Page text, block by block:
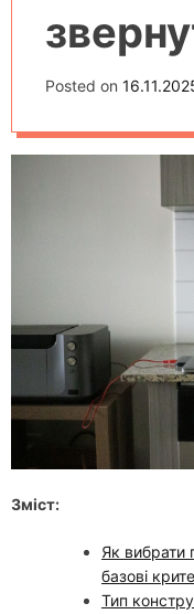
при
Posted on
Зміст:
Як
базові
Тип